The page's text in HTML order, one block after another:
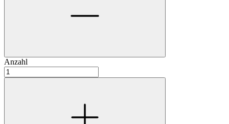
Anzahl
Serie
Puritos